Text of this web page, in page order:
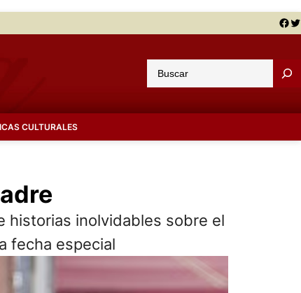
Facebook Twitter
u
a
CULTURALES
historias inolvidables sobre el
fecha especial